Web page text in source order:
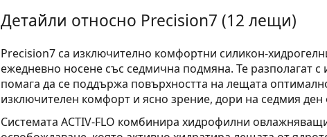
Детайли относно Precision7 (12 лещи)
Precision7 са изключително комфортни силикон-
ежедневно носене със седмична подмяна. Те разполагат с
помага да се поддържа повърхността на лещата
изключителен комфорт и ясно зрение, дори на седмия ден
Системата ACTIV-FLO комбинира хидрофилни